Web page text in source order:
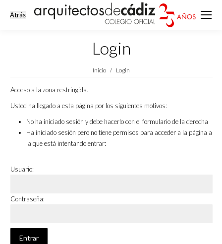
Login
Estás aquí:
Inicio Login
Acceso a la zona restringida.
Usted ha llegado a esta página por los siguientes motivos:
No ha iniciado sesión y debe hacerlo con el formulario de la derecha
Ha iniciado sesión pero no tiene permisos para acceder a la página a
la que está intentando entrar:
Usuario:
Contraseña: